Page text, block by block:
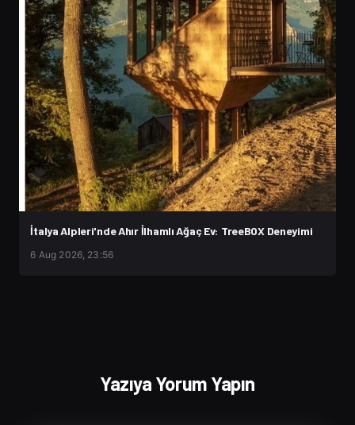
İtalya Alpleri'nde Ahır İlhamlı Ağaç Ev: TreeBOX Deneyimi
6 Aug 2026, 23:56
Yazıya Yorum Yapın